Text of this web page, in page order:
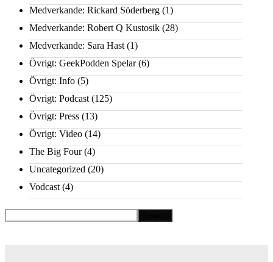
Medverkande: Rickard Söderberg (1)
Medverkande: Robert Q Kustosik (28)
Medverkande: Sara Hast (1)
Övrigt: GeekPodden Spelar(6)
Övrigt: Info (5)
Övrigt: Podcast (125)
Övrigt: Press (13)
Övrigt: Video (14)
The Big Four(4)
Uncategorized (20)
Vodcast (4)